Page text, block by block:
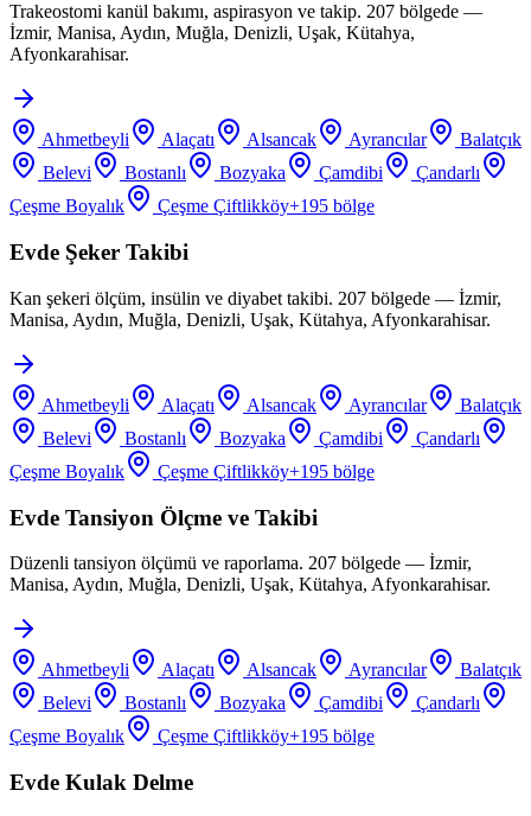
Trakeostomi kanül bakımı, aspirasyon ve takip. 207 bölgede —
İzmir, Manisa, Aydın, Muğla, Denizli, Uşak, Kütahya,
Afyonkarahisar.
Ahmetbeyli Alaçatı Alsancak Ayrancılar
Balatçık
Belevi
Bostanlı Bozyaka Çamdibi
Çandarlı
Çeşme Boyalık
Çeşme Çiftlikköy+195 bölge
Evde Şeker Takibi
Kan şekeri ölçüm, insülin ve diyabet takibi. 207 bölgede — İzmir,
Manisa, Aydın, Muğla, Denizli, Uşak, Kütahya, Afyonkarahisar.
Ahmetbeyli Alaçatı Alsancak Ayrancılar
Balatçık
Belevi
Bostanlı Bozyaka Çamdibi
Çandarlı
Çeşme Boyalık
Çeşme Çiftlikköy+195 bölge
Evde Tansiyon Ölçme ve Takibi
Düzenli tansiyon ölçümü ve raporlama. 207 bölgede — İzmir,
Manisa, Aydın, Muğla, Denizli, Uşak, Kütahya, Afyonkarahisar.
Ahmetbeyli Alaçatı Alsancak Ayrancılar
Balatçık
Belevi
Bostanlı Bozyaka Çamdibi
Çandarlı
Çeşme Boyalık
Çeşme Çiftlikköy+195 bölge
Evde Kulak Delme